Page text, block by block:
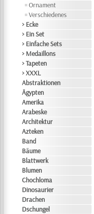
Ornament
Verschiedenes
> Ecke
> Ein Set
> Einfache Sets
> Medaillons
> Tapeten
> XXXL
Abstraktionen
Ägypten
Amerika
Arabeske
Architektur
Azteken
Band
Bäume
Blattwerk
Blumen
Chochloma
Dinosaurier
Drachen
Dschungel